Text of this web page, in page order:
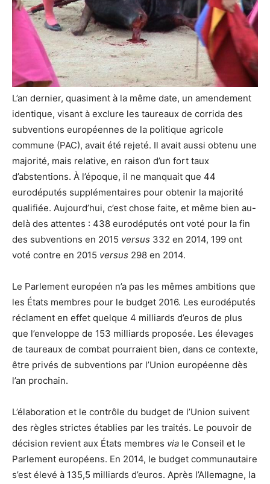
L’an dernier, quasiment à la même date, un amendement
identique, visant à exclure les taureaux de corrida des
subventions européennes de la politique agricole
commune (PAC), avait été rejeté. Il avait aussi obtenu une
majorité, mais relative, en raison d’un fort taux
d’abstentions. À l’époque, il ne manquait que 44
eurodéputés supplémentaires pour obtenir la majorité
qualifiée. Aujourd’hui, c’est chose faite, et même bien au-
delà des attentes : 438 eurodéputés ont voté pour la fin
des subventions en 2015 versus 332 en 2014, 199 ont
voté contre en 2015 versus 298 en 2014.
Le Parlement européen n’a pas les mêmes ambitions que
les États membres pour le budget 2016. Les eurodéputés
réclament en effet quelque 4 milliards d’euros de plus
que l’enveloppe de 153 milliards proposée. Les élevages
de taureaux de combat pourraient bien, dans ce contexte,
être privés de subventions par l’Union européenne dès
l’an prochain.
L’élaboration et le contrôle du budget de l’Union suivent
des règles strictes établies par les traités. Le pouvoir de
décision revient aux États membres via le Conseil et le
Parlement européens. En 2014, le budget communautaire
s’est élevé à 135,5 milliards d’euros. Après l’Allemagne, la